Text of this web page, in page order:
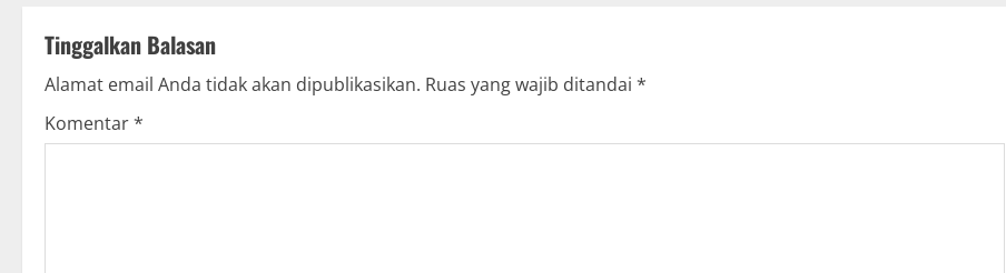
n
a
v
Tinggalkan Balasan
Alamat email Anda tidak akan dipublikasikan. Ruas yang wajib ditandai *
Komentar*